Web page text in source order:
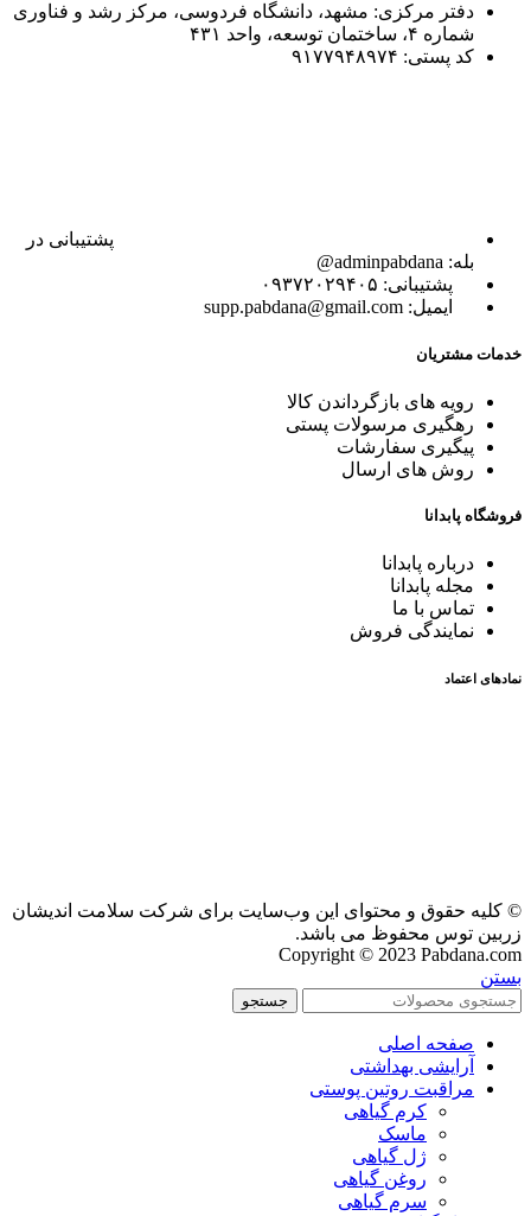
دفتر مرکزی: مشهد، دانشگاه فردوسی، مرکز رشد و فناوری
شماره ۴، ساختمان توسعه، واحد ۴۳۱
کد پستی: ۹۱۷۷۹۴۸۹۷۴
پشتیبانی در
بله: adminpabdana@
پشتیبانی: ۰۹۳۷۲۰۲۹۴۰۵
ایمیل: supp.pabdana@gmail.com
خدمات مشتریان
رویه های بازگرداندن کالا
رهگیری مرسولات پستی
پیگیری سفارشات
روش های ارسال
فروشگاه پابدانا
درباره پابدانا
مجله پابدانا
تماس با ما
نمایندگی فروش
نمادهای اعتماد
© کلیه حقوق و محتوای این وب‌سایت برای شرکت سلامت اندیشان
زربین توس محفوظ می باشد.
Copyright © 2023 Pabdana.com
بستن
جستجو
صفحه اصلی
آرایشی بهداشتی
مراقبت روتین پوستی
کرم گیاهی
ماسک
ژل گیاهی
روغن گیاهی
سرم گیاهی